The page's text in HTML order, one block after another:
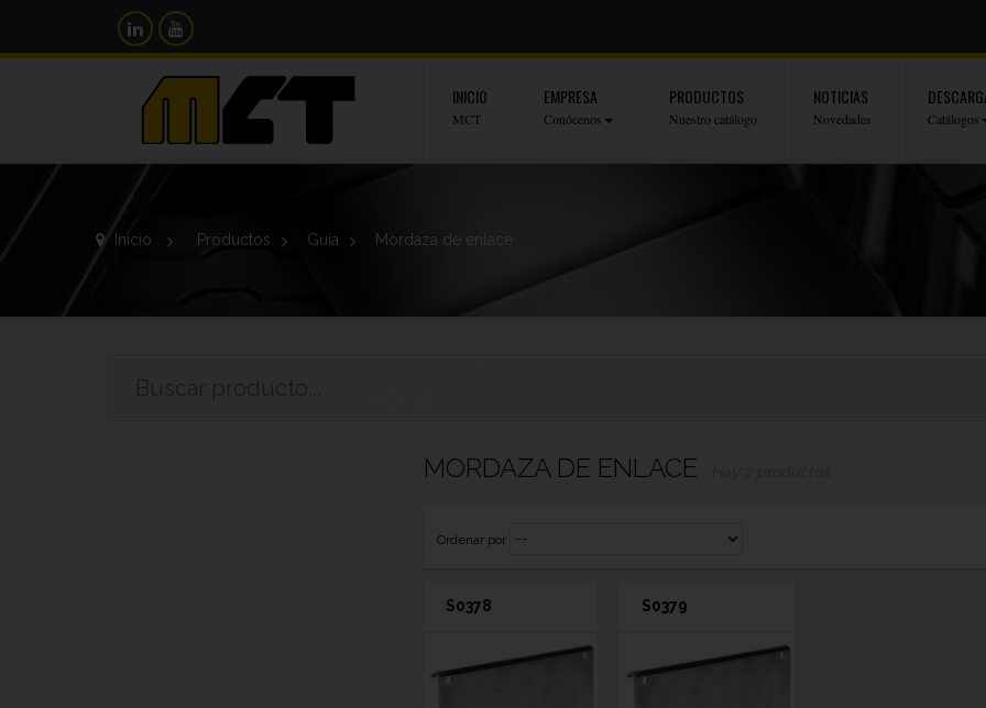
INICIO
MCT
EMPRESA
Conócenos
PRODUCTOS
Nuestro catálogo
NOTICIAS
Novedades Catálogos
Inicio > Productos > Guía > Mordaza de enlace
MORDAZA DE ENLACE
Ordenar por
S0378 S0379